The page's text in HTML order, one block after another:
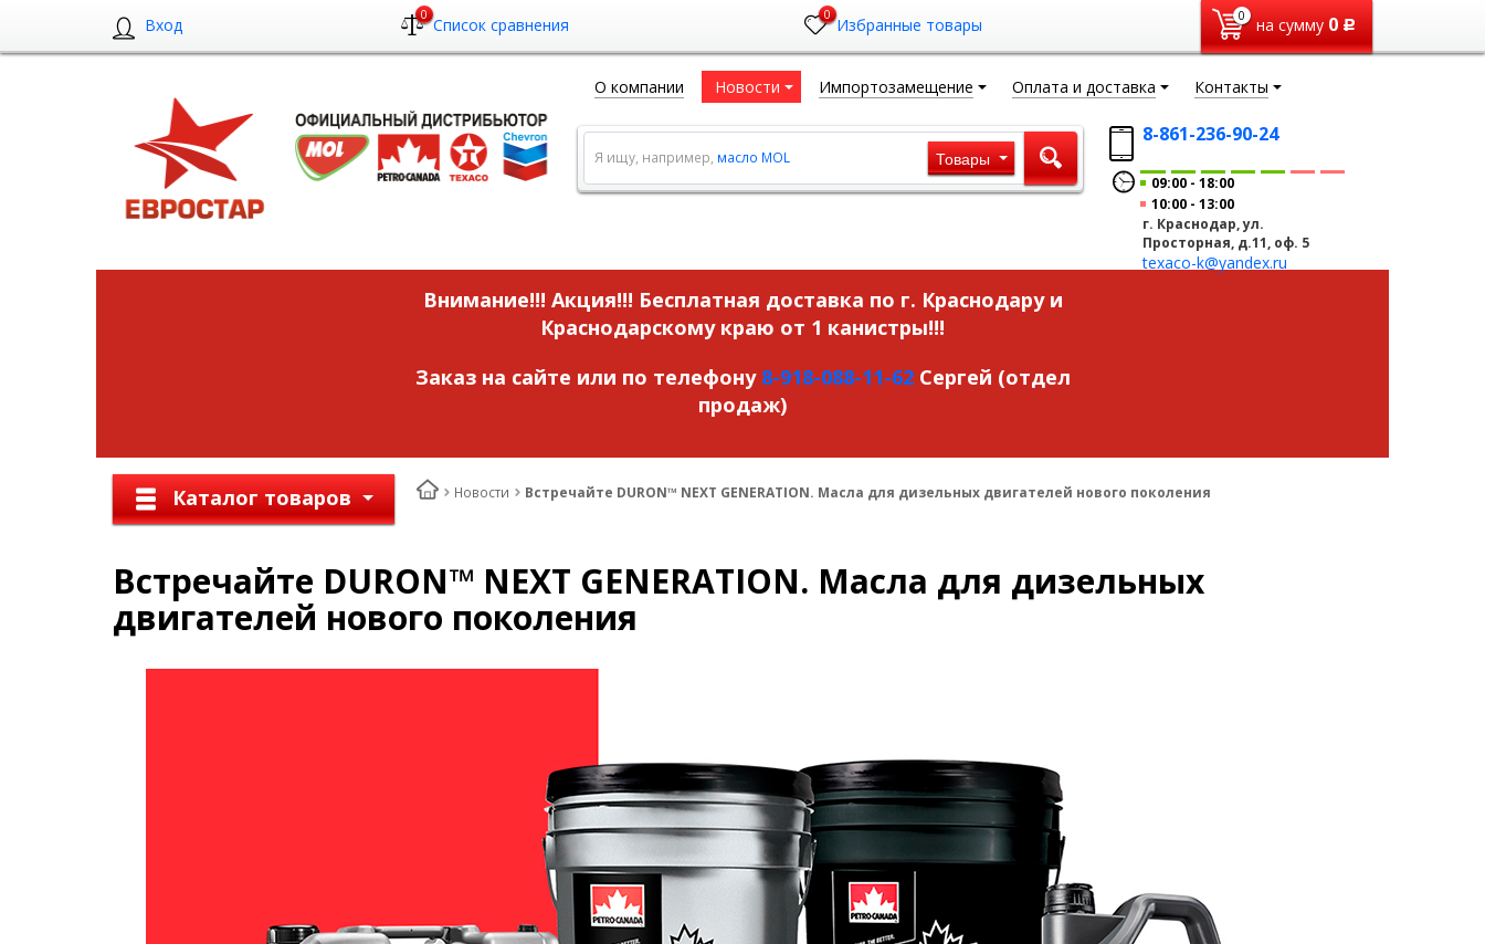
Вход 0 Список сравнения 0 Избранные товары 0 на сумму 0 Р
О компании Новости Импортозамещение Оплата и доставка Контакты
8-861-236-90-24
09:00
18:00
10:00
13:00
г. Краснодар, ул.
Просторная, д.11, оф. 5
texaco-k@yandex.ru
Я ищу, например, масло MOL Товары
Внимание!!! Акция!!! Бесплатная доставка по г. Краснодару и
Краснодарскому краю от 1 канистры!!!
Заказ на сайте или по телефону 8-918-088-11-62Сергей (отдел
продаж)
Каталог товаров Новости Встречайте DURON™ NEXT GENERATION. Масла для дизельных двигателей нового поколения
Встречайте DURON™ NEXT GENERATION. Масла для дизельных
двигателей нового поколения